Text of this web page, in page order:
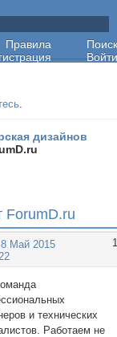
Правила
Поиск
Войти
.
дизайнов
ForumD.ru
1
8 Май 2015
и технических
Работаем не